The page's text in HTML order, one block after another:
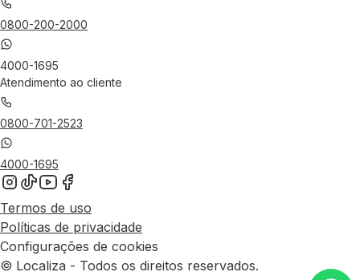
0800-200-2000
4000-1695
Atendimento ao cliente
0800-701-2523
4000-1695
Termos de uso
Políticas de privacidade
Configurações de cookies
© Localiza - Todos os direitos reservados.